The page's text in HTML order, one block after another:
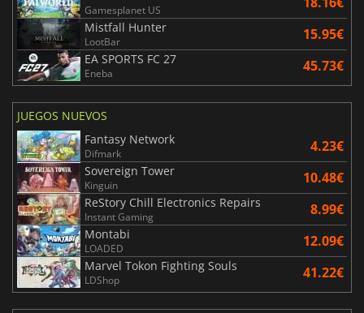
Gamesplanet US
Mistfall Hunter
LootBar 15.95€
EA SPORTS FC 27
Eneba 45.73€
JUEGOS NUEVOS
Fantasy Network
Difmark 4.23€
Sovereign Tower
Kinguin 10.48€
ReStory Chill Electronics Repairs
Instant Gaming 8.99€
Montabi
LOADED 12.09€
Marvel Tokon Fighting Souls
LDShop 41.22€